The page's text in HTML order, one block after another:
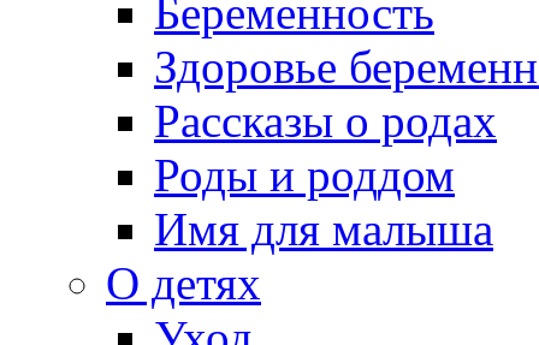
Беременность
Здоровье
Рассказы о родах
Роды и роддом
Имя для малыша
О детях